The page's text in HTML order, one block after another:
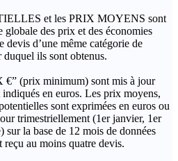
et les PRIX MOYENS sont
globale des prix et des économies
devis d’une même catégorie de
duquel ils sont obtenus.
(prix minimum) sont mis à jour
en euros. Les prix moyens,
sont exprimées en euros ou
trimestriellement (1er janvier, 1er
la base de 12 mois de données
reçu au moins quatre devis.